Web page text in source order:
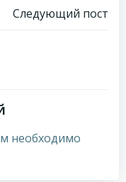
Следующий пост
необходимо